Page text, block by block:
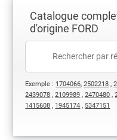
Catalogue
d'origine FORD
Exemple : 1704066,2502218 ,
2439078 ,2109989 ,2470480 ,
1415608 , 1945174 , 5347151